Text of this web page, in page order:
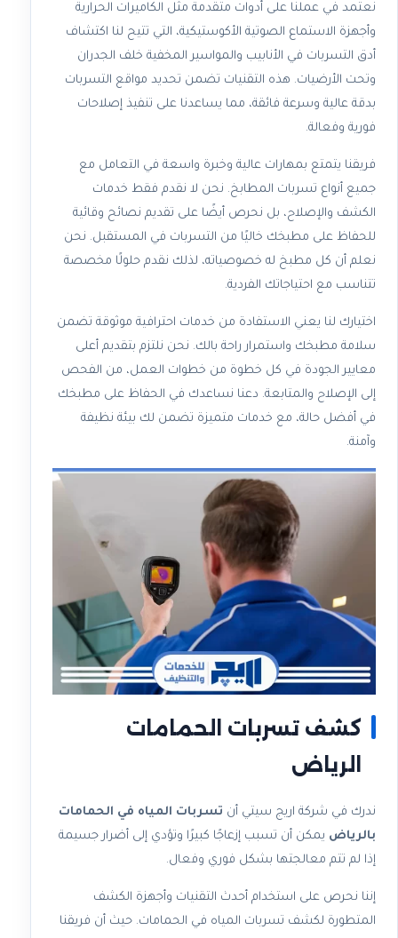
نعتمد في عملنا على أدوات متقدمة مثل الكاميرات الحرارية
وأجهزة الاستماع الصوتية الأكوستيكية، التي تتيح لنا اكتشاف
أدق التسربات في الأنابيب والمواسير المخفية خلف الجدران
وتحت الأرضيات. هذه التقنيات تضمن تحديد مواقع التسربات
بدقة عالية وسرعة فائقة، مما يساعدنا على تنفيذ إصلاحات
فورية وفعالة.
فريقنا يتمتع بمهارات عالية وخبرة واسعة في التعامل مع
جميع أنواع تسربات المطابخ. نحن لا نقدم فقط خدمات
الكشف والإصلاح، بل نحرص أيضًا على تقديم نصائح وقائية
للحفاظ على مطبخك خاليًا من التسربات في المستقبل. نحن
نعلم أن كل مطبخ له خصوصياته، لذلك نقدم حلولًا مخصصة
تتناسب مع احتياجاتك الفردية.
اختيارك لنا يعني الاستفادة من خدمات احترافية موثوقة تضمن
سلامة مطبخك واستمرار راحة بالك. نحن نلتزم بتقديم أعلى
معايير الجودة في كل خطوة من خطوات العمل، من الفحص
إلى الإصلاح والمتابعة. دعنا نساعدك في الحفاظ على مطبخك
في أفضل حالة، مع خدمات متميزة تضمن لك بيئة نظيفة
وآمنة.
كشف تسربات الحمامات
الرياض
ندرك في شركة اريج سيتي أن تسربات المياه في الحمامات
بالرياض يمكن أن تسبب إزعاجًا كبيرًا وتؤدي إلى أضرار جسيمة
إذا لم تتم معالجتها بشكل فوري وفعال.
إننا نحرص على استخدام أحدث التقنيات وأجهزة الكشف
المتطورة لكشف تسربات المياه في الحمامات. حيث أن فريقنا